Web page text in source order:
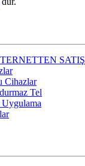
SATIŞ
Cihazlar
Tel